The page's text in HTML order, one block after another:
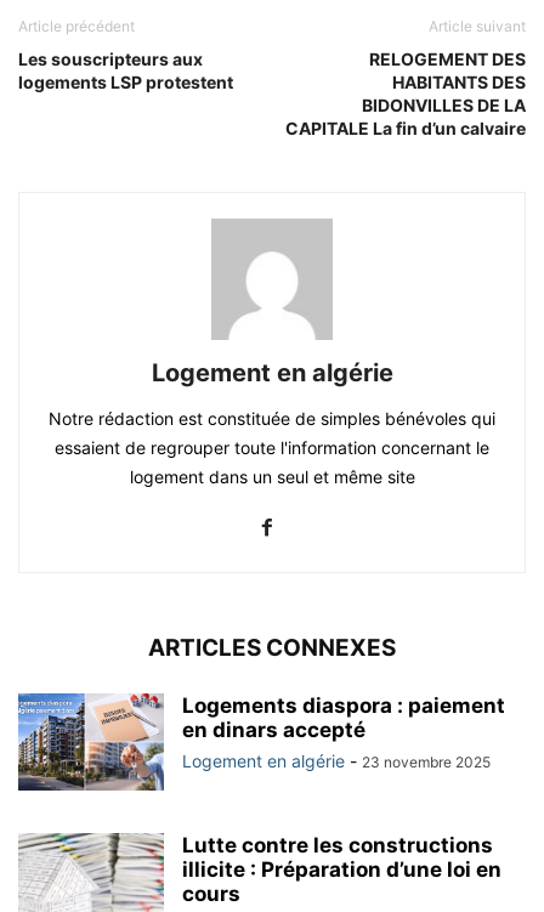
Article précédent
Les souscripteurs aux
logements LSP protestent
Article suivant
RELOGEMENT DES
HABITANTS DES
BIDONVILLES DE LA
CAPITALE La fin d’un calvaire
Logement en algérie
Notre rédaction est constituée de simples bénévoles qui
essaient de regrouper toute l'information concernant le
logement dans un seul et même site
ARTICLES CONNEXES
Logements diaspora : paiement
en dinars accepté
Logement en algérie - 23 novembre 2025
Lutte contre les constructions
illicite : Préparation d’une loi en
cours